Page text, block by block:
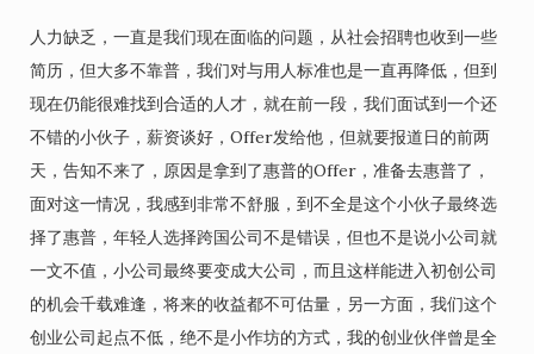
人力缺乏，一直是我们现在面临的问题，从社会招聘也收到一些
简历，但大多不靠普，我们对与用人标准也是一直再降低，但到
现在仍能很难找到合适的人才，就在前一段，我们面试到一个还
不错的小伙子，薪资谈好，Offer发给他，但就要报道日的前两
天，告知不来了，原因是拿到了惠普的Offer，准备去惠普了，
面对这一情况，我感到非常不舒服，到不全是这个小伙子最终选
择了惠普，年轻人选择跨国公司不是错误，但也不是说小公司就
一文不值，小公司最终要变成大公司，而且这样能进入初创公司
的机会千载难逢，将来的收益都不可估量，另一方面，我们这个
创业公司起点不低，绝不是小作坊的方式，我的创业伙伴曾是全